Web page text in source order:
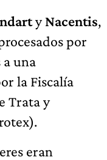
yNacentis,
por
una
la Fiscalía
Trata y
eran